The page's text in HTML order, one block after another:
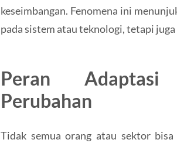
keseimbangan. Fenomena ini
pada sistem atau teknologi, tetapi
Peran Adaptasi
Perubahan
Tidak semua orang atau sektor